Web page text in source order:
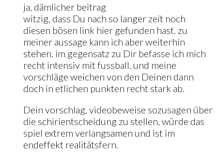
ja, dämlicher beitrag
witzig, dass Du nach so langer zeit noch
diesen bösen link hier gefunden hast. zu
meiner aussage kann ich aber weiterhin
stehen. im gegensatz zu Dir befasse ich mich
recht intensiv mit fussball. und meine
vorschläge weichen von den Deinen dann
doch in etlichen punkten recht stark ab.
Dein vorschlag, videobeweise sozusagen über
die schirientscheidung zu stellen, würde das
spiel extrem verlangsamen und ist im
endeffekt realitätsfern.